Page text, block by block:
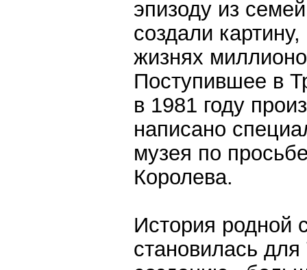
эпизоду из
создали
жизнях
Поступившее в
в 1981 году
написано
музея по
Королева.
История родной
становилась